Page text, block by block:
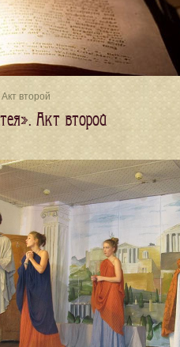
второй
Акт второй